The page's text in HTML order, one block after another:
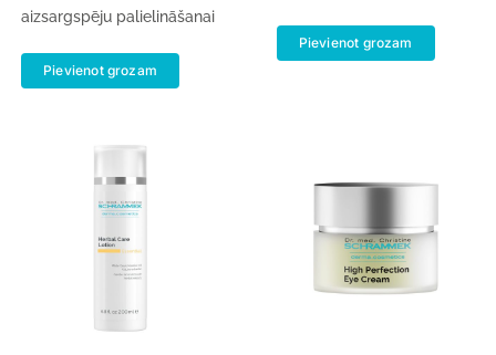
aizsargspēju palielināšanai
Pievienot grozam
Pievienot grozam